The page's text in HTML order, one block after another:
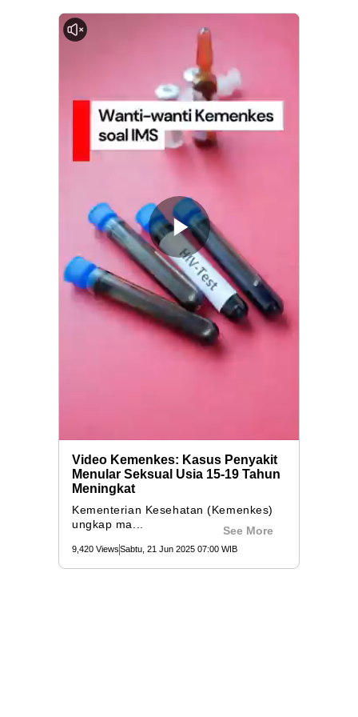
0:00
Memutarkan
Video
Video Kemenkes: Kasus Penyakit
Menular Seksual Usia 15-19 Tahun
Meningkat
Kementerian Kesehatan (Kemenkes)
ungkap ma...
See More
9,420 ViewsSabtu, 21 Jun 2025 07:00 WIB